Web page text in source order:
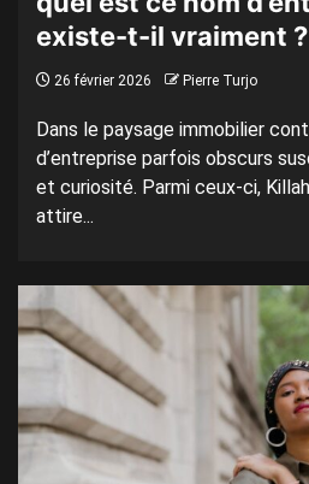
existe-t-il vraiment ?
26 février 2026 Pierre Turjo
Dans le paysage immobilier
d’entreprise parfois obscurs
et curiosité. Parmi ceux-ci,
attire...